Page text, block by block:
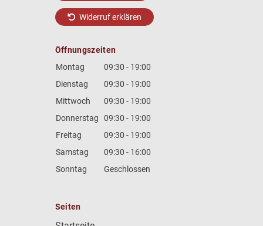
Widerruf erklären
Öffnungszeiten
Montag
09:30 - 19:00
Dienstag
09:30 - 19:00
Mittwoch
09:30 - 19:00
Donnerstag
09:30 - 19:00
Freitag
09:30 - 19:00
Samstag
09:30 - 16:00
Sonntag
Geschlossen
Seiten